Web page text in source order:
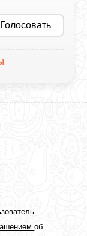
Голосовать
об